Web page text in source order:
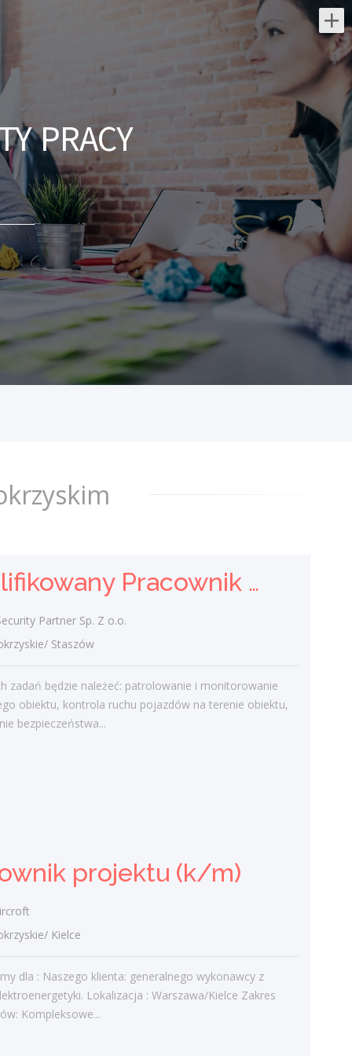
Najnowsze oferty pracy:
Kwalifikowany Pracownik /
Kwalifikowana Pracowniczka
DGP Security Partner Sp. Z o.o.
świętokrzyskie/
Do Twoich zadań będzie należeć:
patrolowanie i monitorowanie
chronionego obiektu, kontrola ruchu
pojazdów na terenie obiektu, zapewnienie
bezpieczeństwa...
dzisiaj
Kwalifikowany Pracownik /
Kwalifikowana Pracowniczka
Ochrony
chronionego obiektu, kontrola ruchu
Kwalifikowany Pracownik /
DGP Security Partner Sp. Z o.o.
świętokrzyskie/ Połaniec
Rekrutujemy dla : Naszego klienta:
generalnego wykonawcy z sektora
PRACY
Kwalifikowany Pracownik / Kwalifikowana Pracowniczka Ochrony
Partner Sp. Z o.o.
Staszów
zadań będzie należeć: patrolowanie i monitorowanie
obiektu, kontrola ruchu pojazdów na terenie obiektu,
bezpieczeństwa...
projektu (k/m)
Kielce
dla : Naszego klienta: generalnego wykonawcy z
Lokalizacja : Warszawa/Kielce Zakres
Kompleksowe...